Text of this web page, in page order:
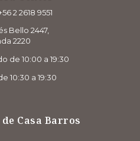
2 2618 9551
Bello 2447,
2220
de 10:00 a 19:30
10:30 a 19:30
Casa Barros